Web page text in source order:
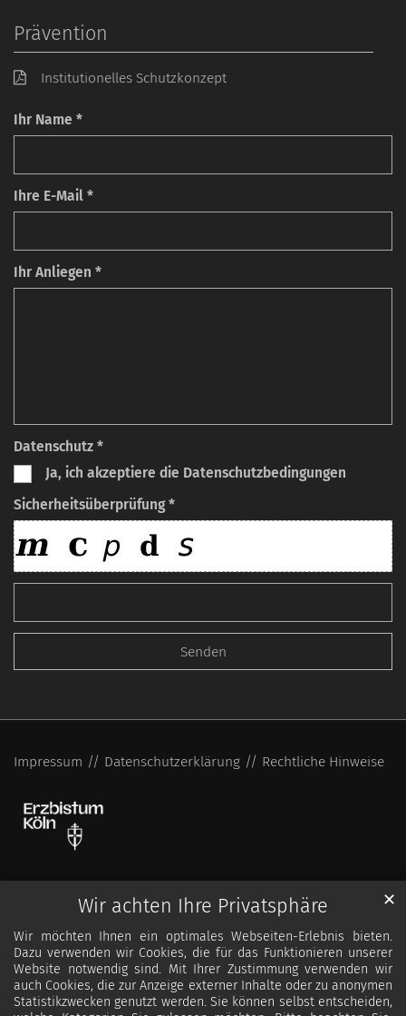
Wir achten Ihre Privatsphäre
Wir möchten Ihnen ein optimales Webseiten-Erlebnis bieten.
Dazu verwenden wir Cookies, die für das Funktionieren unserer
Website notwendig sind. Mit Ihrer Zustimmung verwenden wir
auch Cookies, die zur Anzeige externer Inhalte oder zu anonymen
Statistikzwecken genutzt werden. Sie können selbst entscheiden,
✕
Ihr Name *
Ihre E-Mail *
Ihr Anliegen *
Datenschutz *
Ja, ich akzeptiere die Datenschutzbedingungen
Sicherheitsüberprüfung *
Prävention
Institutionelles Schutzkonzept
Impressum Datenschutzerklärung Rechtliche Hinweise